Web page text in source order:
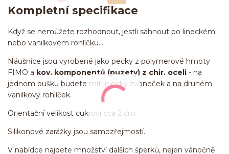
Kompletní specifikace
Když se nemůžete rozhodnout, jestli sáhnout po lineckém
nebo vanilkovém rohlíčku...
Náušnice jsou vyrobené jako pecky z polymerové hmoty
FIMO a kov. komponentů (puzety) z chir. oceli - na
jednom oušku budete mít linecký zvoneček a na druhém
vanilkový rohlíček.
Orientační velikost cukroví cca 2 cm.
Silikonové zarážky jsou samozřejmostí.
V nabídce najdete množství dalších šperků, nejen vánočně